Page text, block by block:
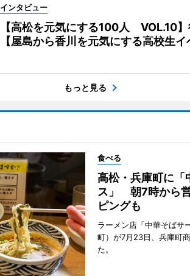
インタビュー
【高松を元気にする100人 VOL.10
【屋島から香川を元気にする高校生イ
もっと見る
食べる
高松・兵庫町に「
ス」 朝7時から
ピングも
ラーメン店「中華そばサ
町）が7月23日、兵庫町
た。